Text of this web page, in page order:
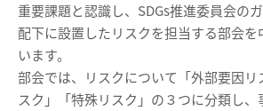
重要課題と認識し、SDGs推進委員会の
配下に設置したリスクを担当する部会を
います。
部会では、リスクについて「外部要因リ
スク」「特殊リスク」の３つに分類し